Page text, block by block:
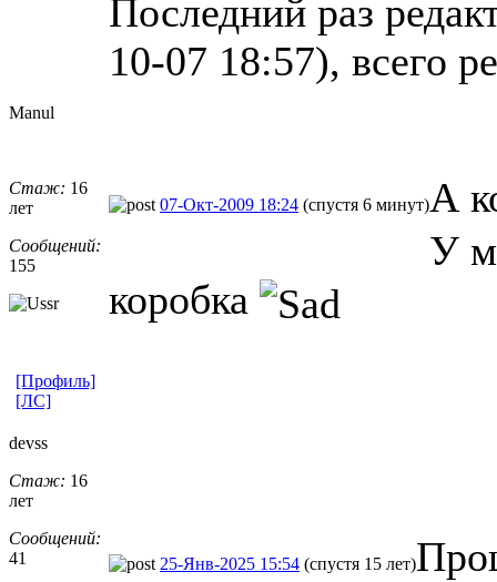
Последний раз
10-07 18:57), всего
Manul
Стаж: 16
лет
Сообщений:
155
07-Окт-2009 18:24 (спустя 6 минут)А
У
коробка
[Профиль]
[ЛС]
devss
Стаж: 16
лет
Сообщений:
41
25-Янв-2025 15:54 (спустя 15 лет)